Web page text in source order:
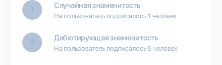
1 Случайная знаменитость
На пользователь подписалось 1 человек
5 Дебютирующая знаменитость
На пользователь подписалось 5 человек